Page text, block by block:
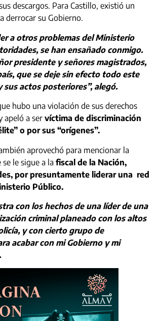
descargos. Para Castillo, existió un
derrocar su Gobierno.
a otros problemas del Ministerio
se han ensañado conmigo.
presidente y señores magistrados,
que se deje sin efecto todo este
actos posteriores”, alegó.
hubo una violación de sus derechos
apeló a ser víctima de discriminación
o por sus “orígenes”.
aprovechó para mencionar la
le sigue a la fiscal de la Nación,
por presuntamente liderar una red
Público.
con los hechos de una líder de una
criminal planeado con los altos
y con cierto grupo de
acabar con mi Gobierno y mi